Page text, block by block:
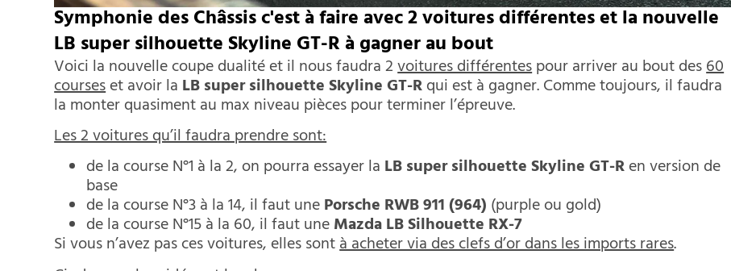
Symphonie des Châssis c'est à faire avec 2 voitures différentes et la nouvelle
LB super silhouette Skyline GT-R à gagner au bout
Voici la nouvelle coupe dualité et il nous faudra 2voitures différentespour arriver au bout des60
courseset avoir laLB super silhouette Skyline GT-Rqui est à gagner. Comme toujours, il faudra
la monter quasiment au max niveau pièces pour terminer l’épreuve.
Les 2 voitures qu’il faudra prendre sont:
de la course N°1 à la 2, on pourra essayer laLB super silhouette Skyline GT-Ren version de
base
de la course N°3 à la 14, il faut unePorsche RWB 911 (964)(purple ou gold)
de la course N°15 à la 60, il faut uneMazda LB Silhouette RX-7
Si vous n’avez pas ces voitures, elles sontà acheter via des clefs d’or dans les imports rares.